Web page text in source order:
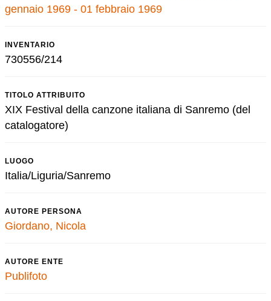
gennaio 1969 - 01 febbraio 1969
INVENTARIO
730556/214
TITOLO ATTRIBUITO
XIX Festival della canzone italiana di Sanremo (del
catalogatore)
LUOGO
Italia/Liguria/Sanremo
AUTORE PERSONA
Giordano, Nicola
AUTORE ENTE
Publifoto